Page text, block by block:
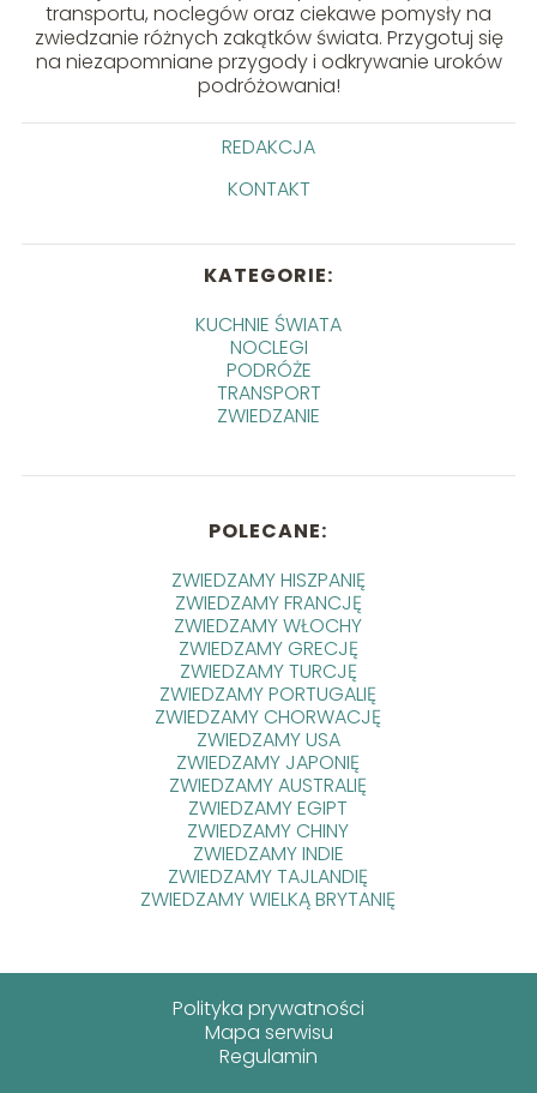
transportu, noclegów oraz ciekawe pomysły na
zwiedzanie różnych zakątków świata. Przygotuj się
na niezapomniane przygody i odkrywanie uroków
podróżowania!
REDAKCJA
KONTAKT
KATEGORIE:
KUCHNIE ŚWIATA
NOCLEGI
PODRÓŻE
TRANSPORT
ZWIEDZANIE
POLECANE:
ZWIEDZAMY HISZPANIĘ
ZWIEDZAMY FRANCJĘ
ZWIEDZAMY WŁOCHY
ZWIEDZAMY GRECJĘ
ZWIEDZAMY TURCJĘ
ZWIEDZAMY PORTUGALIĘ
ZWIEDZAMY CHORWACJĘ
ZWIEDZAMY USA
ZWIEDZAMY JAPONIĘ
ZWIEDZAMY AUSTRALIĘ
ZWIEDZAMY EGIPT
ZWIEDZAMY CHINY
ZWIEDZAMY INDIE
ZWIEDZAMY TAJLANDIĘ
ZWIEDZAMY WIELKĄ BRYTANIĘ
Polityka prywatności
Mapa serwisu
Regulamin